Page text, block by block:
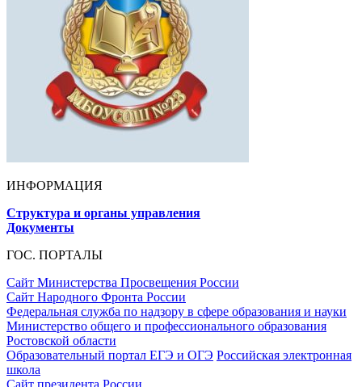
ИНФОРМАЦИЯ
Структура и органы управления
Документы
ГОС. ПОРТАЛЫ
Сайт Министерства Просвещения России
Сайт Народного Фронта России
Федеральная служба по надзору в сфере образования и науки
Министерство общего и профессионального образования
Ростовской области
Образовательный портал ЕГЭ и ОГЭ Российская электронная
школа
Сайт президента России